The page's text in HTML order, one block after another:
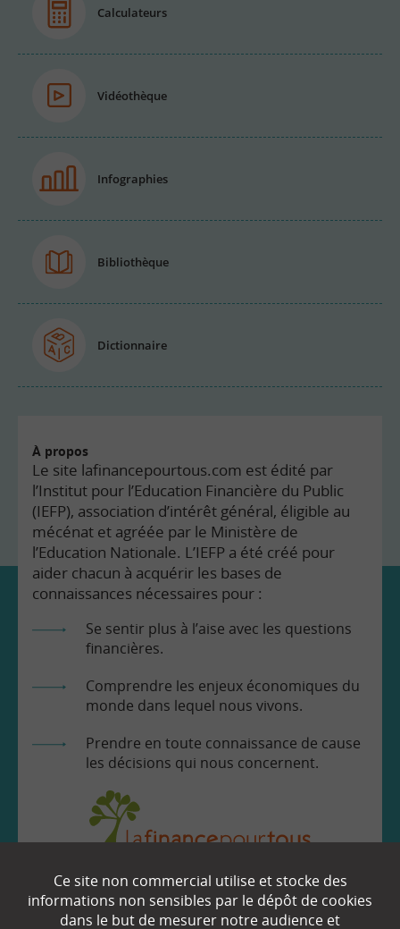
Calculateurs
Vidéothèque
Infographies
Bibliothèque
Dictionnaire
À propos
Le site lafinancepourtous.com est édité par
l’Institut pour l’Education Financière du Public
(IEFP), association d’intérêt général, éligible au
mécénat et agréée par le Ministère de
l’Education Nationale. L’IEFP a été créé pour
aider chacun à acquérir les bases de
connaissances nécessaires pour :
Se sentir plus à l’aise avec les questions
financières.
Comprendre les enjeux économiques du
monde dans lequel nous vivons.
Prendre en toute connaissance de cause
les décisions qui nous concernent.
EN SAVOIR
Ce site non commercial utilise et stocke des
informations non sensibles par le dépôt de cookies
dans le but de mesurer notre audience et